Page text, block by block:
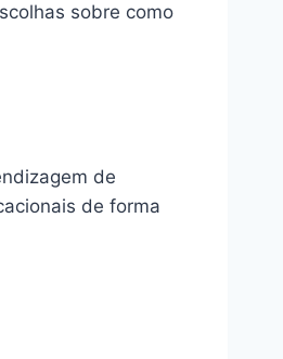
sobre como
de
de forma